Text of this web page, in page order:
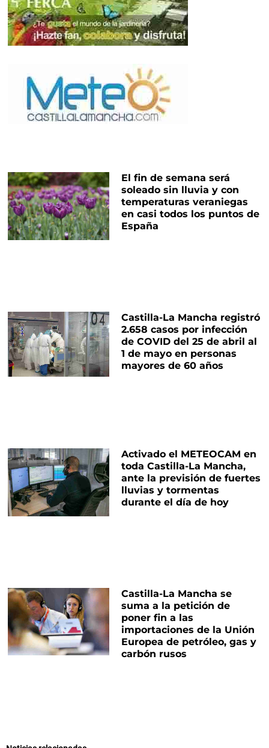
El fin de semana será
soleado sin lluvia y con
temperaturas veraniegas
en casi todos los puntos de
España
Castilla-La Mancha registró
2.658 casos por infección
de COVID del 25 de abril al
1 de mayo en personas
mayores de 60 años
Activado el METEOCAM en
toda Castilla-La Mancha,
ante la previsión de fuertes
lluvias y tormentas
durante el día de hoy
Castilla-La Mancha se
suma a la petición de
poner fin a las
importaciones de la Unión
Europea de petróleo, gas y
carbón rusos